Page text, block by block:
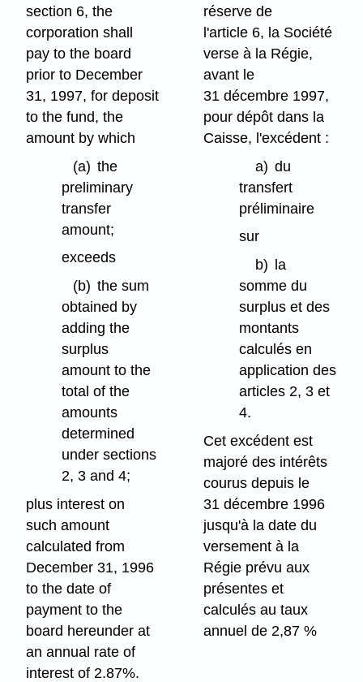
section 6, the
corporation shall
pay to the board
prior to December
31, 1997, for deposit
to the fund, the
amount by which
(a) the
preliminary
transfer
amount;
exceeds
(b) the sum
obtained by
adding the
surplus
amount to the
total of the
amounts
determined
under sections
2, 3 and 4;
plus interest on
such amount
calculated from
December 31, 1996
to the date of
payment to the
board hereunder at
an annual rate of
interest of 2.87%.
réserve de
l'article 6, la Société
verse à la Régie,
avant le
31 décembre 1997,
pour dépôt dans la
Caisse, l'excédent :
a) du
transfert
préliminaire
sur
b)
la
somme du
surplus et des
montants
calculés en
application des
articles 2, 3 et
4.
Cet excédent est
majoré des intérêts
courus depuis le
31 décembre 1996
jusqu'à la date du
versement à la
Régie prévu aux
présentes et
calculés au taux
annuel de 2,87 %